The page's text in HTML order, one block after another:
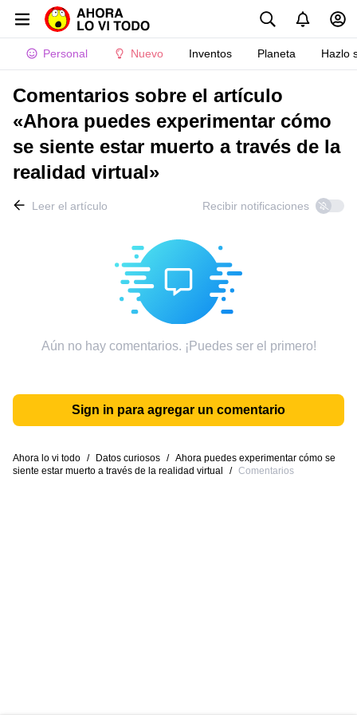
Personal Nuevo Inventos Planeta Hazlo
Comentarios sobre el artículo
«Ahora puedes experimentar cómo
se siente estar muerto a través de la
realidad virtual»
Leer el artículo Recibir notificaciones
Aún no hay comentarios. ¡Puedes ser el primero!
Sign in para agregar un comentario
Ahora lo vi todo / Datos curiosos / Ahora puedes experimentar cómo se
siente estar muerto a través de la realidad virtual
/ Comentarios